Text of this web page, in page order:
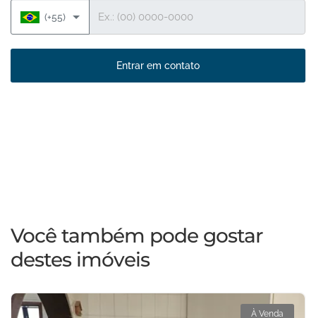
(+55)
Entrar em contato
Você também pode gostar
destes imóveis
À Venda